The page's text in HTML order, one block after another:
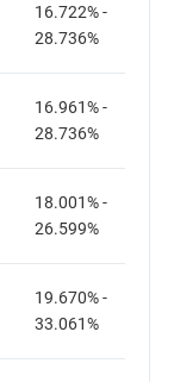
16.722% -
28.736%
16.961% -
28.736%
18.001% -
26.599%
19.670% -
33.061%